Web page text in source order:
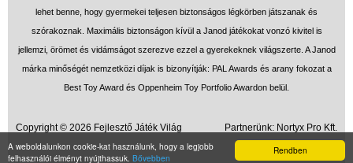
Rendben
A weboldalunkon cookie-kat használunk, hogy a legjobb
felhasználói élményt nyújthassuk. Bővebben
lehet benne, hogy gyermekei teljesen biztonságos légkörben játszanak és
szórakoznak. Maximális biztonságon kívül a Janod játékokat vonzó kivitel is
jellemzi, örömet és vidámságot szerezve ezzel a gyerekeknek világszerte. A Janod
márka minőségét nemzetközi díjak is bizonyítják: PAL Awards és arany fokozat a
Best Toy Award és Oppenheim Toy Portfolio Awardon belül.
Copyright © 2026 Fejlesztő Játék Világ Partnerünk: Nortyx Pro Kft.
MayaPhoto